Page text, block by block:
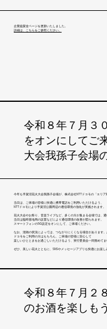
企業協賛金ページを更新いたしました。
詳細は、こちらをご参照ください。
令和８年７月３
をオンにしてご
大会我孫子会場
今年も手賀沼花火大会我孫子会場が、株式会社NTTドコモの「エリア
当日は、ご来場の皆様に快適に携帯電話をご利用いただけるよう、
NTTドコモにより手賀沼公園周辺の通信環境の強化が実施されます。
花火大会やお祭り、音楽ライブなど、多くの方が集まる会場では、通
当日は臨時基地局の設置などにより通信環境の改善が図られます。
スマートフォンの5G設定をオンにして、ご来場ください。
なお、混雑の状況によっては、つながりにくくなる場合があります。
ドコモをご利用の方はもちろん、ご来場の皆様に安心して
楽しいひとときをお過ごしいただけるよう、実行委員会一同努めてま
ぜひ、美しい花火とともに、SNSやメッセージアプリも快適にお楽し
令和８年７月２
のお酒を楽しも